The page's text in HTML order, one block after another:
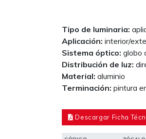
Tipo de luminaria:
Aplicación: interior/
Sistema óptico: globo
Distribución de luz:
Material: aluminio
Terminación: pintura
Descargar Ficha